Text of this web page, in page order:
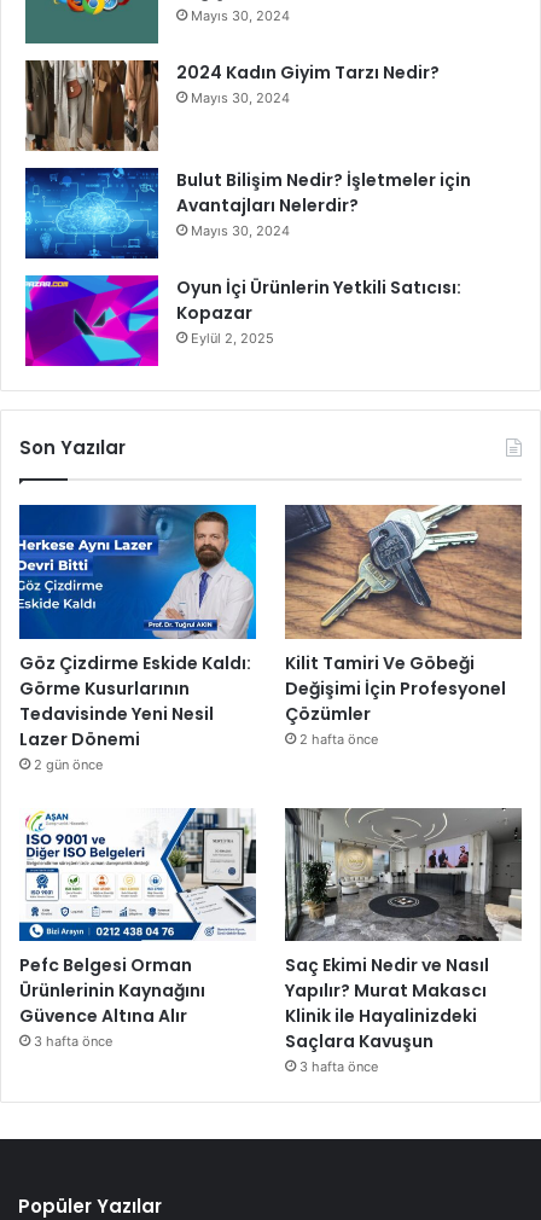
Mayıs 30, 2024
2024 Kadın Giyim Tarzı Nedir?
Mayıs 30, 2024
Bulut Bilişim Nedir? İşletmeler için
Avantajları Nelerdir?
Mayıs 30, 2024
Oyun İçi Ürünlerin Yetkili Satıcısı:
Kopazar
Eylül 2, 2025
Son Yazılar
Göz Çizdirme Eskide Kaldı:
Görme Kusurlarının
Tedavisinde Yeni Nesil
Lazer Dönemi
2 gün önce
Kilit Tamiri Ve Göbeği
Değişimi İçin Profesyonel
Çözümler
2 hafta önce
Pefc Belgesi Orman
Ürünlerinin Kaynağını
Güvence Altına Alır
3 hafta önce
Saç Ekimi Nedir ve Nasıl
Yapılır? Murat Makascı
Klinik ile Hayalinizdeki
Saçlara Kavuşun
3 hafta önce
Popüler Yazılar